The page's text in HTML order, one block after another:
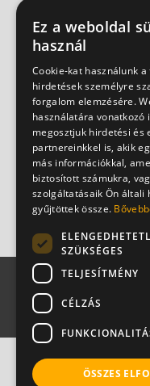
Nyári
Dr. Tisza
Ez a weboldal
használ
Cookie-kat használunk
hirdetések személyre
forgalom elemzésére.
használatára vonatkozó
megosztjuk hirdetési és
partnereinkkel is, akik
más információkkal,
biztosított számukra,
szolgáltatásaik Ön általi
gyűjtöttek össze.
SZÜKSÉGES
TELJESÍTMÉNY
CÉLZÁS
ÖSSZES